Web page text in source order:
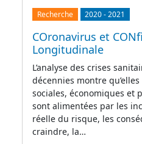
Recherche 2020-2021
COronavirus et
Longitudinale
L’analyse des crises
décennies montre
sociales, économiques et
sont alimentées par les
réelle du risque, les
craindre, la…